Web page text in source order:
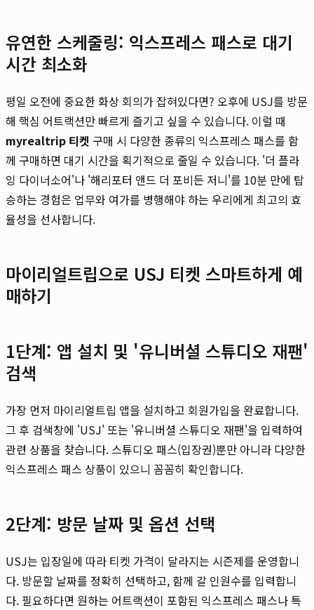
유연한 스케줄링: 익스프레스 패스로 대기
시간 최소화
평일 오전에 중요한 화상 회의가 잡혀있다면? 오후에 USJ를 방문
해 핵심 어트랙션만 빠르게 즐기고 싶을 수 있습니다. 이럴 때
myrealtrip 티켓 구매 시 다양한 종류의 익스프레스 패스를 함
께 구매하면 대기 시간을 획기적으로 줄일 수 있습니다. '더 플라
잉 다이너소어'나 '해리포터 앤드 더 포비든 저니'를 10분 만에 탑
승하는 경험은 업무와 여가를 병행해야 하는 우리에게 최고의 효
율성을 선사합니다.
마이리얼트립으로 USJ 티켓 스마트하게 예
매하기
1단계: 앱 설치 및 '유니버셜 스튜디오 재팬'
검색
가장 먼저 마이리얼트립 앱을 설치하고 회원가입을 완료합니다.
그 후 검색창에 'USJ' 또는 '유니버셜 스튜디오 재팬'을 입력하여
관련 상품을 찾습니다. 스튜디오 패스(입장권)뿐만 아니라 다양한
익스프레스 패스 상품이 있으니 꼼꼼히 확인합니다.
2단계: 방문 날짜 및 옵션 선택
USJ는 입장일에 따라 티켓 가격이 달라지는 시즌제를 운영합니
다. 방문할 날짜를 정확히 선택하고, 함께 갈 인원수를 입력합니
다. 필요하다면 원하는 어트랙션이 포함된 익스프레스 패스나 특